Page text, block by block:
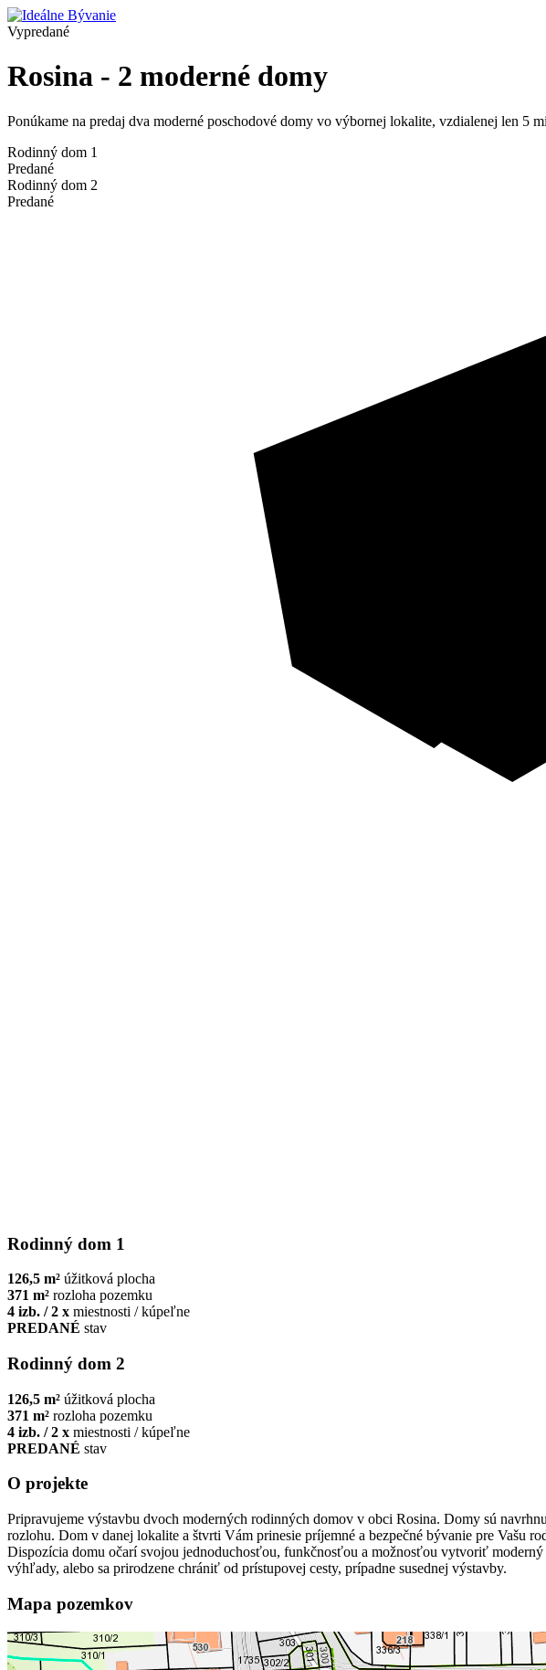
Vypredané
Rosina - 2 moderné domy
Ponúkame na predaj dva moderné poschodové domy vo výbornej lokalite, vzdialenej len 5
Rodinný dom 1
Predané
Rodinný dom 2
Predané
Rodinný dom 1
126,5 m² úžitková plocha
371 m² rozloha pozemku
4 izb. / 2 x miestnosti / kúpeľne
PREDANÉ stav
Rodinný dom 2
126,5 m² úžitková plocha
371 m² rozloha pozemku
4 izb. / 2 x miestnosti / kúpeľne
PREDANÉ stav
O projekte
Pripravujeme výstavbu dvoch moderných rodinných domov v obci Rosina. Domy sú
rozlohu. Dom v danej lokalite a štvrti Vám prinesie príjemné a bezpečné bývanie pre Vašu
Dispozícia domu očarí svojou jednoduchosťou, funkčnosťou a možnosťou vytvoriť
výhľady, alebo sa prirodzene chrániť od prístupovej cesty, prípadne susednej výstavby.
Mapa pozemkov